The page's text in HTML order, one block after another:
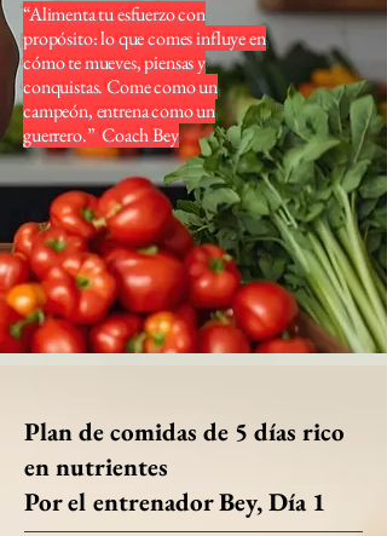
“Alimenta tu esfuerzo con
propósito: lo que comes influye en
cómo te mueves, piensas y
conquistas. Come como un
campeón, entrena como un
guerrero.” Coach Bey
Plan de comidas de 5 días rico
en nutrientes
Por el entrenador Bey, Día 1